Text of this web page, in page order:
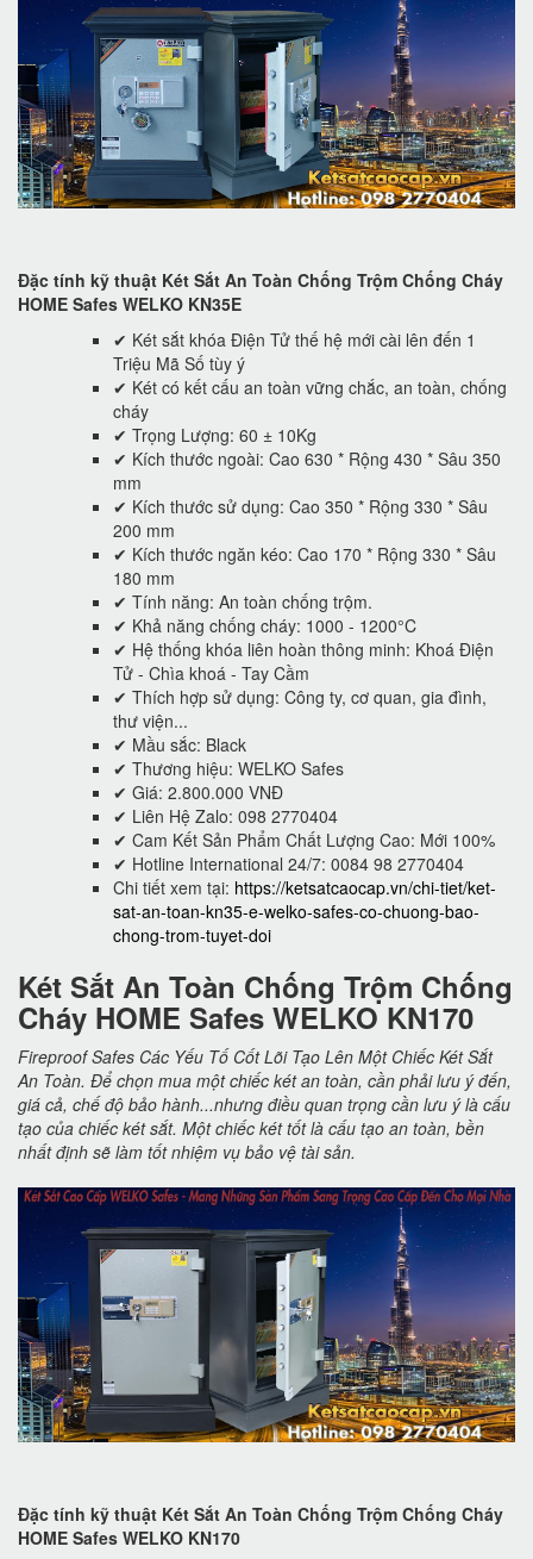
Đặc tính kỹ thuật Két Sắt An Toàn Chống Trộm Chống Cháy
HOME Safes WELKO KN35E
✔ Két sắt khóa Điện Tử thế hệ mới cài lên đến 1
Triệu Mã Số tùy ý
✔ Két có kết cấu an toàn vững chắc, an toàn, chống
cháy
✔ Trọng Lượng: 60 ± 10Kg
✔ Kích thước ngoài: Cao 630 * Rộng 430 * Sâu 350
mm
✔ Kích thước sử dụng: Cao 350 * Rộng 330 * Sâu
200 mm
✔ Kích thước ngăn kéo: Cao 170 * Rộng 330 * Sâu
180 mm
✔ Tính năng: An toàn chống trộm.
✔ Khả năng chống cháy: 1000 - 1200°C
✔ Hệ thống khóa liên hoàn thông minh: Khoá Điện
Tử - Chìa khoá - Tay Cầm
✔ Thích hợp sử dụng: Công ty, cơ quan, gia đình,
thư viện...
✔ Mầu sắc: Black
✔ Thương hiệu: WELKO Safes
✔ Giá: 2.800.000 VNĐ
✔ Liên Hệ Zalo: 098 2770404
✔ Cam Kết Sản Phẩm Chất Lượng Cao: Mới 100%
✔ Hotline International 24/7: 0084 98 2770404
Chi tiết xem tại: https://ketsatcaocap.vn/chi-tiet/ket-
sat-an-toan-kn35-e-welko-safes-co-chuong-bao-
chong-trom-tuyet-doi
Két Sắt An Toàn Chống Trộm Chống
Cháy HOME Safes WELKO KN170
Fireproof Safes Các Yếu Tố Cốt Lõi Tạo Lên Một Chiếc Két Sắt
An Toàn. Để chọn mua một chiếc két an toàn, cần phải lưu ý đến,
giá cả, chế độ bảo hành...nhưng điều quan trọng cần lưu ý là cấu
tạo của chiếc két sắt. Một chiếc két tốt là cấu tạo an toàn, bền
nhất định sẽ làm tốt nhiệm vụ bảo vệ tài sản.
Đặc tính kỹ thuật Két Sắt An Toàn Chống Trộm Chống Cháy
HOME Safes WELKO KN170